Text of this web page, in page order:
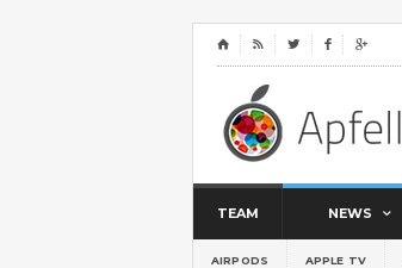
⌂    
TEAM NEWS
AIRPODS APPLE TV